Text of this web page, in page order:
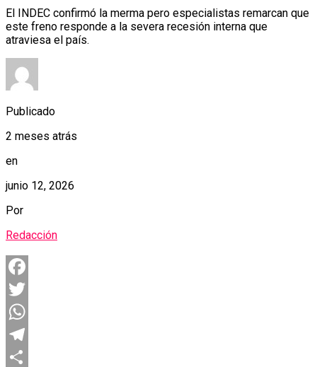
El INDEC confirmó la merma pero especialistas remarcan que
este freno responde a la severa recesión interna que
atraviesa el país.
Publicado
2 meses atrás
en
junio 12, 2026
Por
Redacción
Facebook
Twitter
WhatsApp
Telegram